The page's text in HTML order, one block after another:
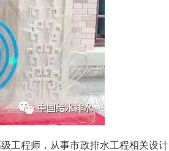
工程师，从事市政排水工程相关设计